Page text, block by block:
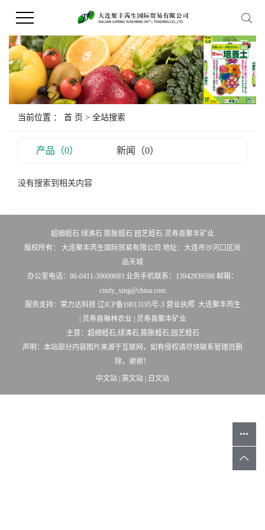
当前位置 ： 首 页 > 全站搜索
产品（0） 新闻（0）
没有搜索到相关内容
超细蛭石 绿沸石 膨胀蛭石 园艺蛭石 灵寿县聚丰矿业
版权所有： 大连聚丰芮生国际贸易有限公司 地址：大连市沙河口区尚
品天城
办公室电话：86-0411-39609693 业务手机联系：13942839598 邮箱：
cindy_xing@china.com
服务支持： 荣力达科技 辽ICP备19013195号-3 营业执照 大连聚丰芮生
灵寿县琳林农业|
灵寿县聚丰矿业
主营：超细蛭石,绿沸石,膨胀蛭石,园艺蛭石
声明：本站部分内容图片来源于互联网，如有侵权请尽快联系管理员删
除，谢谢！
中文站 英文站 日文站